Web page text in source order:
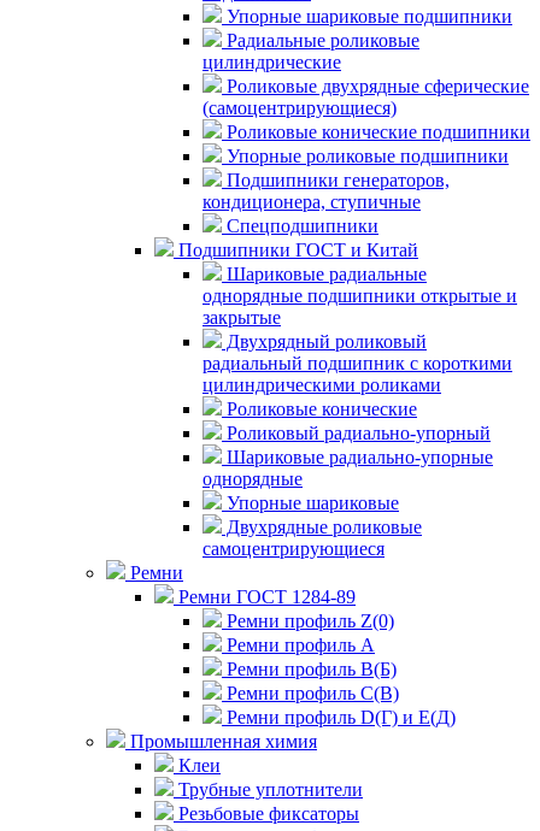
Упорные шариковые подшипники
Радиальные роликовые
цилиндрические
Роликовые двухрядные сферические
(самоцентрирующиеся)
Роликовые конические подшипники
Упорные роликовые подшипники
Подшипники генераторов,
кондиционера, ступичные
Спецподшипники
Подшипники ГОСТ и Китай
Шариковые радиальные
однорядные подшипники открытые и
закрытые
Двухрядный роликовый
радиальный подшипник с короткими
цилиндрическими роликами
Роликовые конические
Роликовый радиально-упорный
Шариковые радиально-упорные
однорядные
Упорные шариковые
Двухрядные роликовые
самоцентрирующиеся
Ремни
Ремни ГОСТ 1284-89
Ремни профиль Z(0)
Ремни профиль А
Ремни профиль В(Б)
Ремни профиль С(В)
Ремни профиль D(Г) и E(Д)
Промышленная химия
Клеи
Трубные уплотнители
Резьбовые фиксаторы